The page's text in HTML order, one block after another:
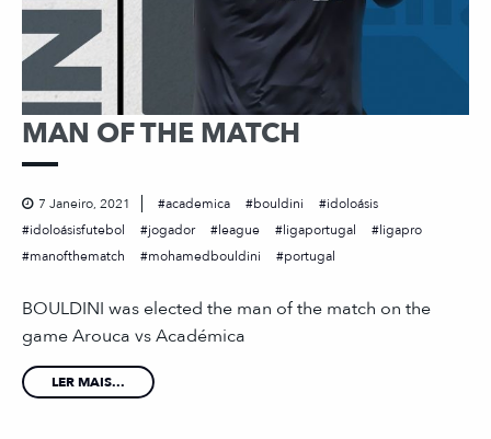
MAN OF THE MATCH
7 Janeiro, 2021 academica bouldini
idoloásis
idoloásisfutebol
jogador league ligaportugal
ligapro
manofthematch
mohamedbouldini portugal
BOULDINI was elected the man of the match on the
game Arouca vs Académica
LER MAIS...